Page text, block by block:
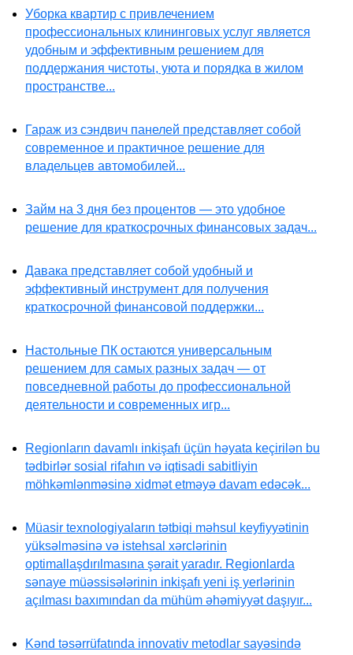
Уборка квартир с привлечением
профессиональных клининговых услуг является
удобным и эффективным решением для
поддержания чистоты, уюта и порядка в жилом
пространстве...
Гараж из сэндвич панелей представляет собой
современное и практичное решение для
владельцев автомобилей...
Займ на 3 дня без процентов — это удобное
решение для краткосрочных финансовых задач...
Давака представляет собой удобный и
эффективный инструмент для получения
краткосрочной финансовой поддержки...
Настольные ПК остаются универсальным
решением для самых разных задач — от
повседневной работы до профессиональной
деятельности и современных игр...
Regionların davamlı inkişafı üçün həyata keçirilən bu
tədbirlər sosial rifahın və iqtisadi sabitliyin
möhkəmlənməsinə xidmət etməyə davam edəcək...
Müasir texnologiyaların tətbiqi məhsul keyfiyyətinin
yüksəlməsinə və istehsal xərclərinin
optimallaşdırılmasına şərait yaradır. Regionlarda
sənaye müəssisələrinin inkişafı yeni iş yerlərinin
açılması baxımından da mühüm əhəmiyyət daşıyır...
Kənd təsərrüfatında innovativ metodlar sayəsində